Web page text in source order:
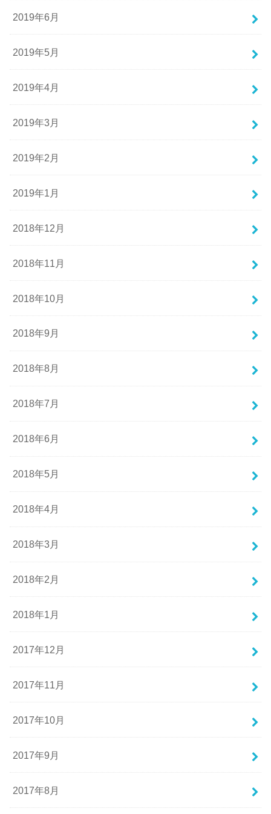
2019年6月
2019年5月
2019年4月
2019年3月
2019年2月
2019年1月
2018年12月
2018年11月
2018年10月
2018年9月
2018年8月
2018年7月
2018年6月
2018年5月
2018年4月
2018年3月
2018年2月
2018年1月
2017年12月
2017年11月
2017年10月
2017年9月
2017年8月